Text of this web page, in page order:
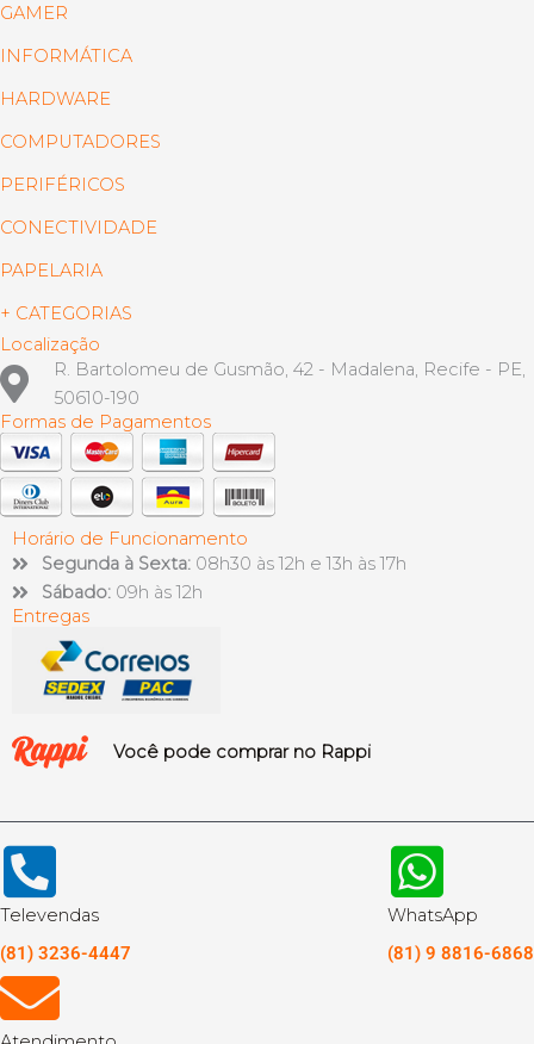
GAMER
INFORMÁTICA
HARDWARE
COMPUTADORES
PERIFÉRICOS
CONECTIVIDADE
PAPELARIA
+ CATEGORIAS
Localização
R. Bartolomeu de Gusmão, 42 - Madalena, Recife - PE,
50610-190
Formas de Pagamentos
Horário de Funcionamento
Segunda à Sexta: 08h30 às 12h e 13h às 17h
Sábado: 09h às 12h
Entregas
Você pode comprar no Rappi
Televendas
(81) 3236-4447
WhatsApp
(81) 9 8816-6868